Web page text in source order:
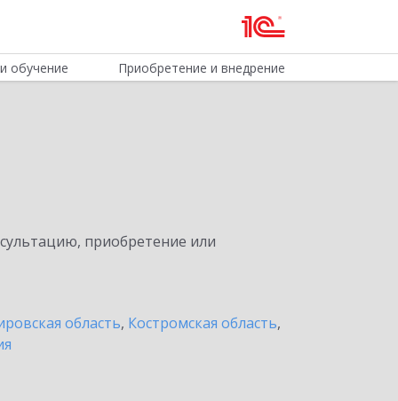
обучение Приобретение и внедрение
приобретение или
область, Костромская область,